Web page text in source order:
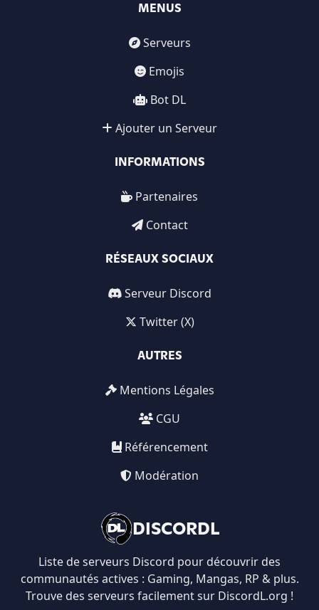
DISCORDL
Liste de serveurs Discord pour découvrir des
communautés actives : Gaming, Mangas, RP & plus.
Trouve des serveurs facilement sur DiscordL.org !
MENUS
Serveurs
Emojis
Bot DL
Ajouter un Serveur
INFORMATIONS
Partenaires
Contact
RÉSEAUX SOCIAUX
Serveur Discord
Twitter (X)
AUTRES
Mentions Légales
CGU
Référencement
Modération